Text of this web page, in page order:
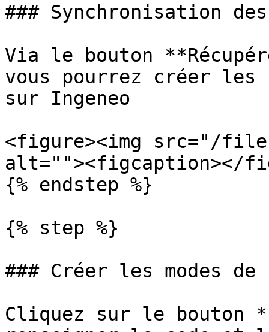
### Synchronisation
Via le bouton
vous pourrez créer les
sur Ingeneo
<figure><img src="/files/
alt=""><figcaption></
{% endstep %}
{% step %}
### Créer les modes de
Cliquez sur le bouton